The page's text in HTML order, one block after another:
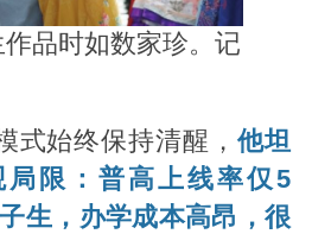
品时如数家珍。记
式始终保持清醒，他坦
限：普高上线率仅5
生，办学成本高昂，很